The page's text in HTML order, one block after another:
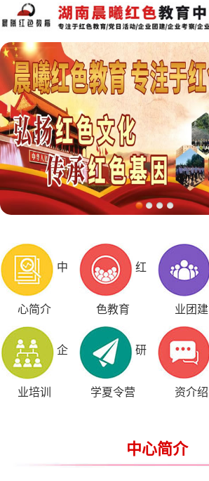
中
心简介
红
色教育 业团建
企
业培训
研
学夏令营 资介绍
中心简介